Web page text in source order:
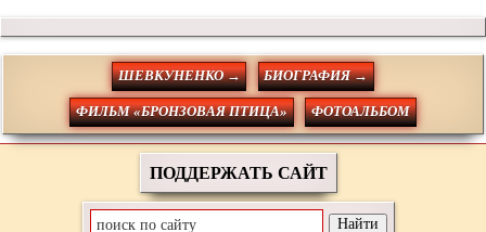
ШЕВКУНЕНКО → БИОГРАФИЯ →
ФИЛЬМ «БРОНЗОВАЯ ПТИЦА» ФОТОАЛЬБОМ
ПОДДЕРЖАТЬ САЙТ